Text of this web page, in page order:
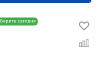
сегодня